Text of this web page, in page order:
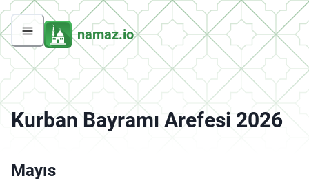
namaz.io
Kurban Bayramı Arefesi 2026
Mayıs